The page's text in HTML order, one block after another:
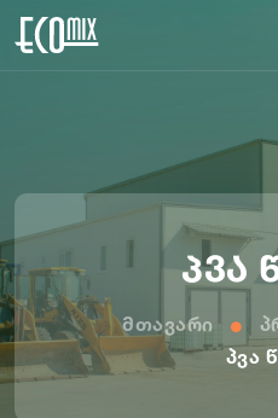
პვა
Მთავარი
Პვა